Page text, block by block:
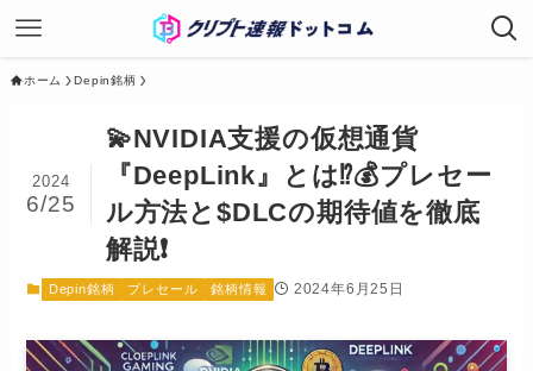
ホーム Depin銘柄
💫NVIDIA支援の仮想通貨
『DeepLink』とは⁉️💰プレセー
ル方法と$DLCの期待値を徹底
解説❗️
2024
6/25
Depin銘柄 プレセール 銘柄情報 2024年6月25日